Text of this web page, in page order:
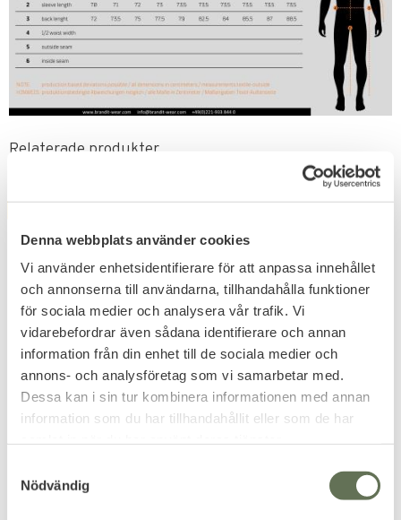
Denna webbplats använder cookies
Vi använder enhetsidentifierare för att anpassa innehållet
och annonserna till användarna, tillhandahålla funktioner
för sociala medier och analysera vår trafik. Vi
vidarebefordrar även sådana identifierare och annan
information från din enhet till de sociala medier och
annons- och analysföretag som vi samarbetar med.
Dessa kan i sin tur kombinera informationen med annan
information som du har tillhandahållit eller som de har
Nödvändig
Relaterade produkter
Lägg till i favoriter
Brandit US Kortärmad
Skjorta
Lägg till i favoriter
Brandit Flanellskjorta
Motörhead Checkshirt
Brandit Bastards.